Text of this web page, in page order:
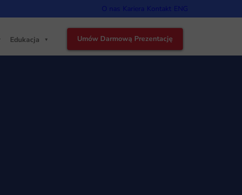
O nas Kariera Kontakt ENG
Edukacja Umów Darmową Prezentację